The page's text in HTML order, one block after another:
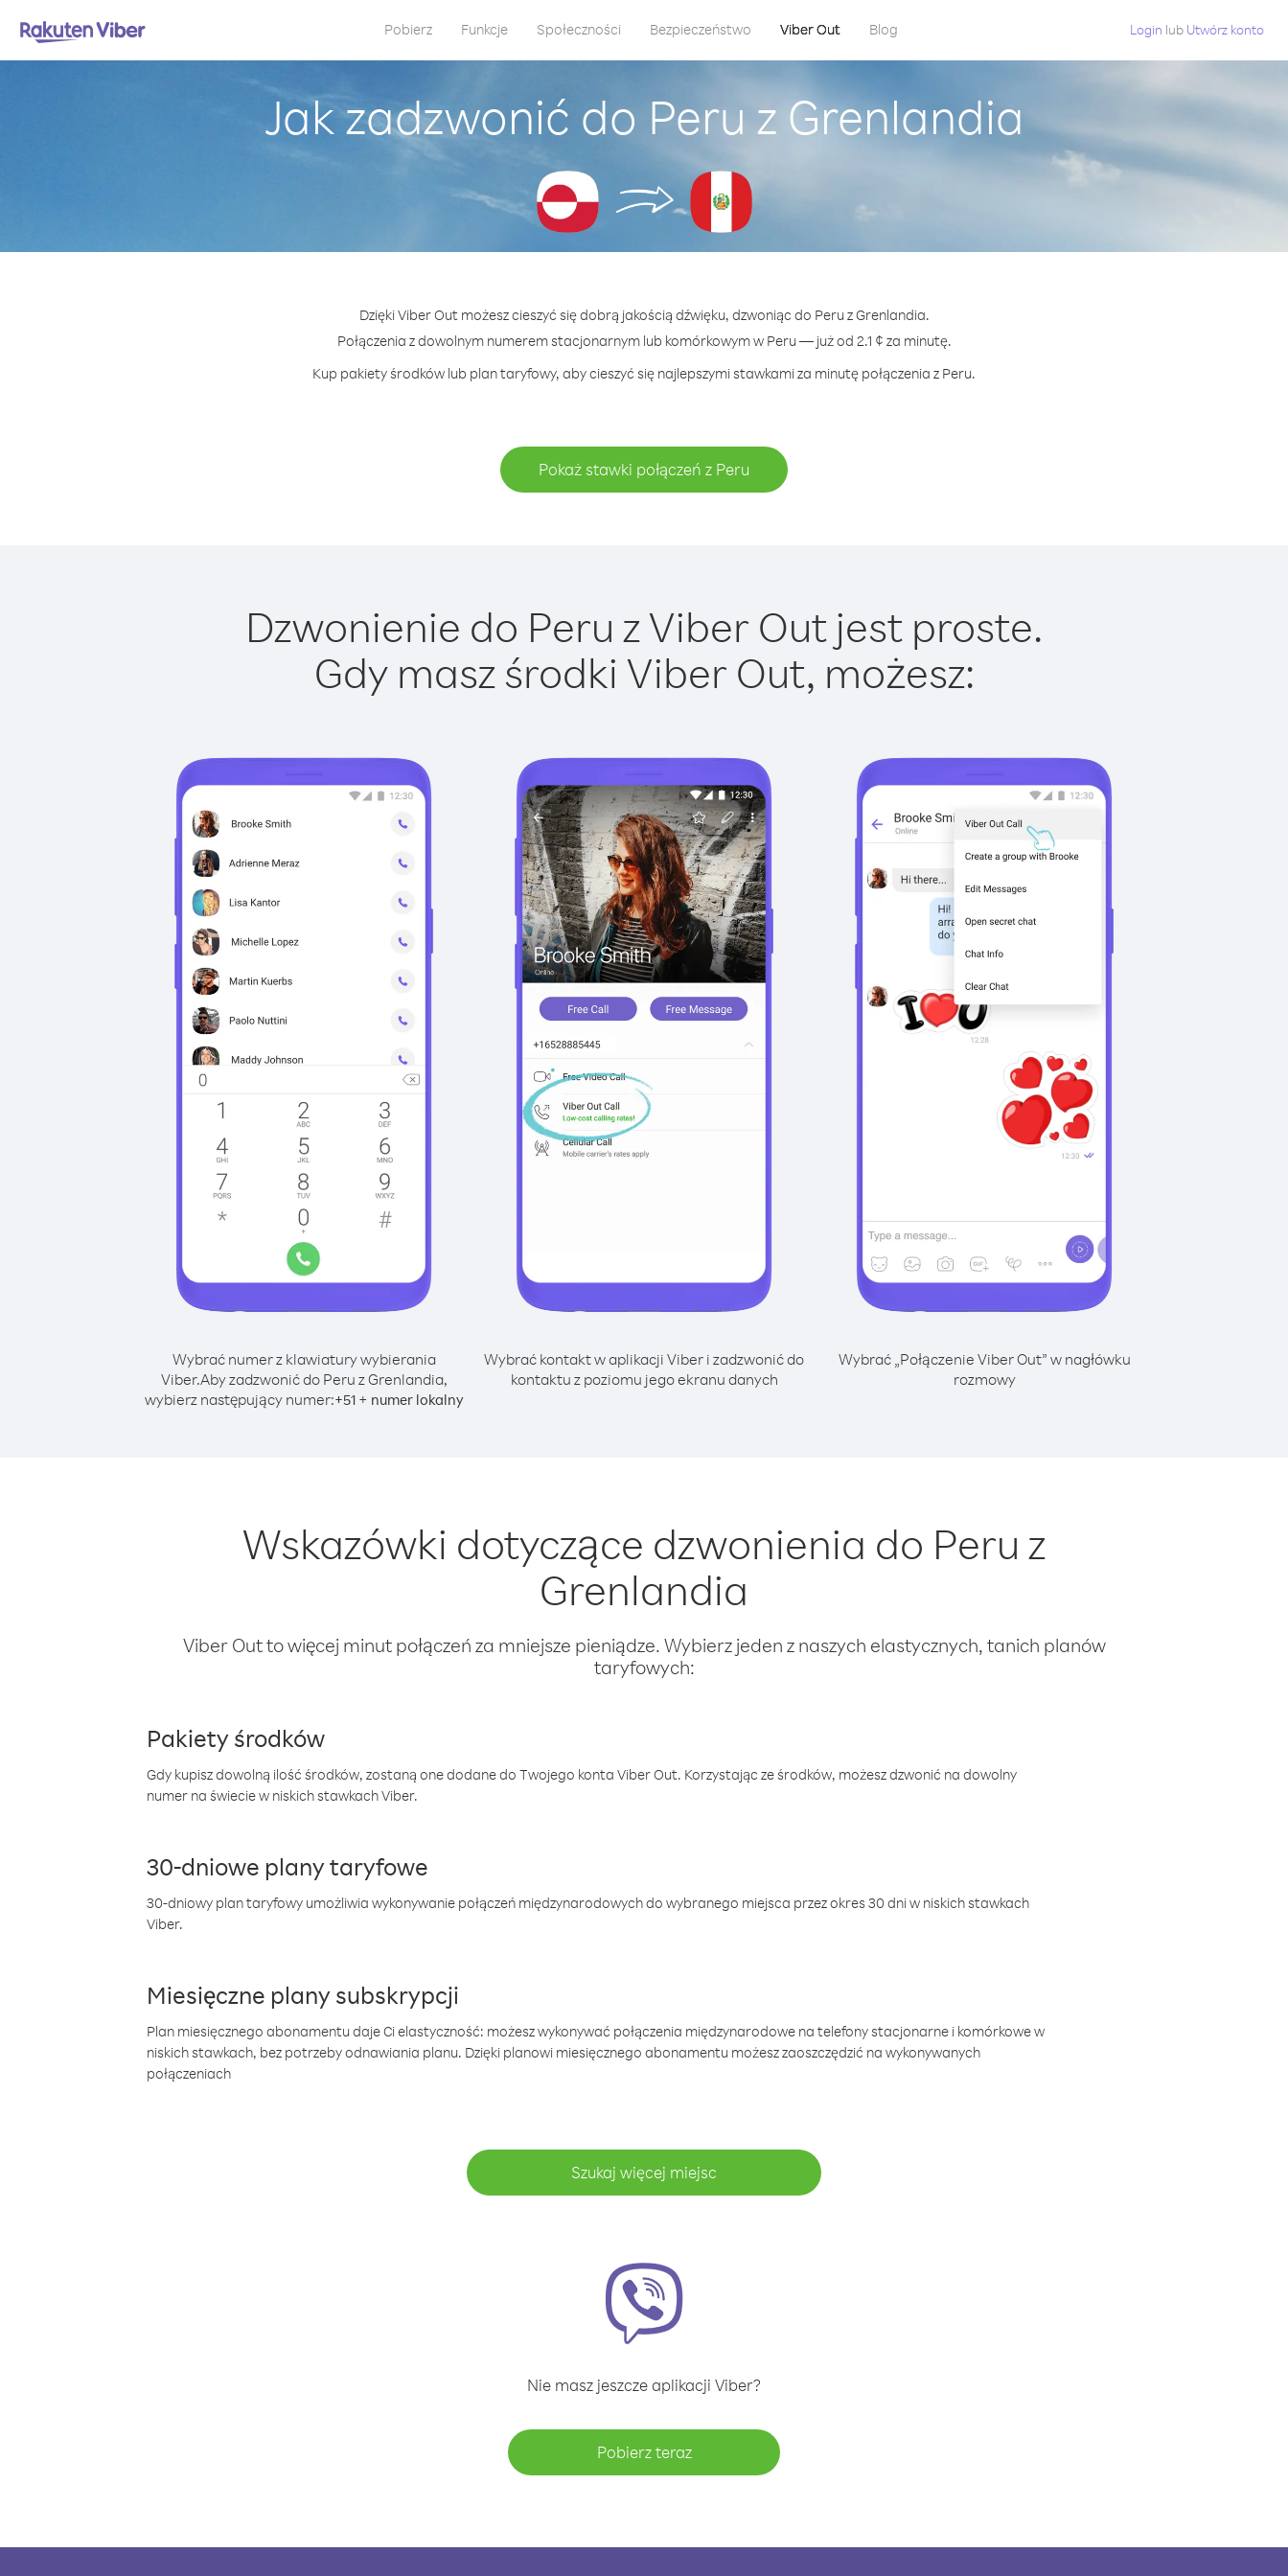
Pobierz Funkcje Społeczności Bezpieczeństwo Viber Out Blog Login lub Utwórz konto
Jak zadzwonić do Peru z Grenlandia
Dzięki Viber Out możesz cieszyć się dobrą jakością dźwięku, dzwoniąc do Peru z Grenlandia.
Połączenia z dowolnym numerem stacjonarnym lub komórkowym w Peru — już od 2.1 ¢ za minutę.
Kup pakiety środków lub plan taryfowy, aby cieszyć się najlepszymi stawkami za minutę połączenia z Peru.
Pokaż stawki połączeń z Peru
Dzwonienie do Peru z Viber Out jest proste.
Gdy masz środki Viber Out, możesz:
Wybrać numer z klawiatury wybierania
Viber.Aby zadzwonić do Peru z Grenlandia,
wybierz następujący numer:+51+ numer lokalny
Wybrać kontakt w aplikacji Viber i zadzwonić do
kontaktu z poziomu jego ekranu danych
Wybrać „Połączenie Viber Out” w nagłówku
rozmowy
Wskazówki dotyczące dzwonienia do Peru z
Grenlandia
Viber Out to więcej minut połączeń za mniejsze pieniądze. Wybierz jeden z naszych elastycznych, tanich planów
taryfowych:
Pakiety środków
Gdy kupisz dowolną ilość środków, zostaną one dodane do Twojego konta Viber Out. Korzystając ze środków, możesz dzwonić na dowolny
numer na świecie w niskich stawkach Viber.
30-dniowe plany taryfowe
30-dniowy plan taryfowy umożliwia wykonywanie połączeń międzynarodowych do wybranego miejsca przez okres 30 dni w niskich stawkach
Viber.
Miesięczne plany subskrypcji
Plan miesięcznego abonamentu daje Ci elastyczność: możesz wykonywać połączenia międzynarodowe na telefony stacjonarne i komórkowe w
niskich stawkach, bez potrzeby odnawiania planu. Dzięki planowi miesięcznego abonamentu możesz zaoszczędzić na wykonywanych
połączeniach
Szukaj więcej miejsc
Nie masz jeszcze aplikacji Viber?
Pobierz teraz